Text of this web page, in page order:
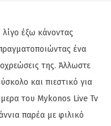
λίγο έξω κάνοντας
ένα
της. Άλλωστε
και πιεστικό για
του Mykonos Live Tv
παρέα με φιλικό